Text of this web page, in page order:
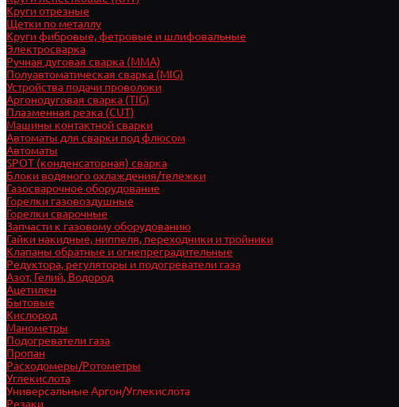
Круги отрезные
Щетки по металлу
Круги фибровые, фетровые и шлифовальные
Электросварка
Ручная дуговая сварка (MMA)
Полуавтоматическая сварка (MIG)
Устройства подачи проволоки
Аргонодуговая сварка (TIG)
Плазменная резка (CUT)
Машины контактной сварки
Автоматы для сварки под флюсом
Автоматы
SPOT (конденсаторная) сварка
Блоки водяного охлаждения/тележки
Газосварочное оборудование
Горелки газовоздушные
Горелки сварочные
Запчасти к газовому оборудованию
Гайки накидные, ниппеля, переходники и тройники
Клапаны обратные и огнепреградительные
Редуктора, регуляторы и подогреватели газа
Азот, Гелий, Водород
Ацетилен
Бытовые
Кислород
Манометры
Подогреватели газа
Пропан
Расходомеры/Ротометры
Углекислота
Универсальные Аргон/Углекислота
Резаки